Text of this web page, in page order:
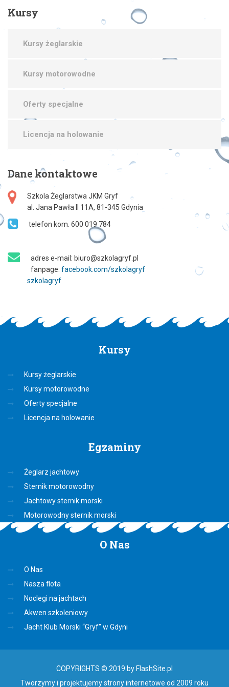
Kursy
Kursy żeglarskie
Kursy motorowodne
Oferty specjalne
Licencja na holowanie
Danekontaktowe
Szkola Żeglarstwa JKM Gryf
al. Jana Pawła II 11A, 81-345 Gdynia
telefon kom. 600 019 784
adres e-mail: biuro@szkolagryf.pl
fanpage: facebook.com/szkolagryf
szkolagryf
Kursy
Kursy żeglarskie
Kursy motorowodne
Oferty specjalne
Licencja na holowanie
Egzaminy
Żeglarz jachtowy
Sternik motorowodny
Jachtowy sternik morski
Motorowodny sternik morski
ONas
O Nas
Nasza flota
Noclegi na jachtach
Akwen szkoleniowy
Jacht Klub Morski “Gryf” w Gdyni
COPYRIGHTS © 2019 by FlashSite.pl
Tworzymy i projektujemy strony internetowe od 2009 roku